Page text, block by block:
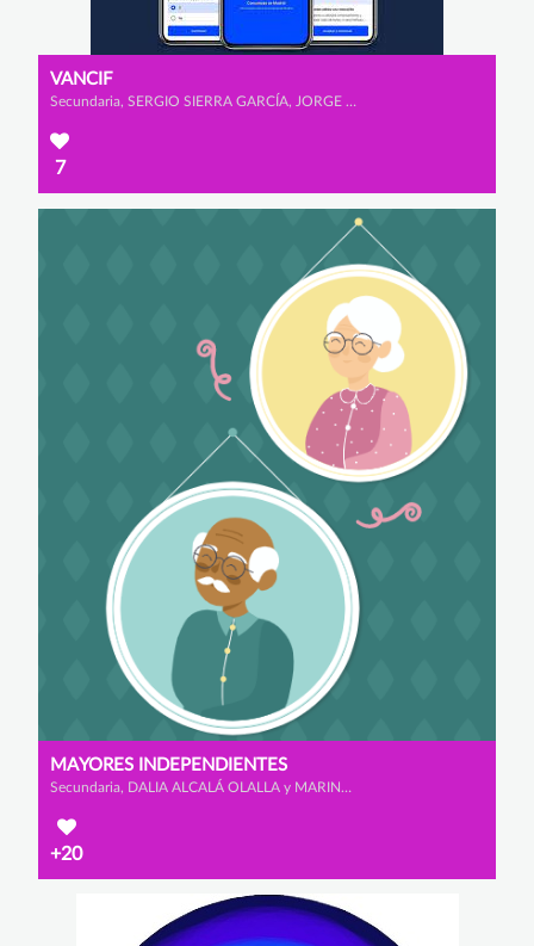
VANCIF
Secundaria, SERGIO SIERRA GARCÍA, JORGE HERNÁNDEZ MONTERO y EDEL MARTÍNEZ ALONSO
7
MAYORES INDEPENDIENTES
Secundaria, DALIA ALCALÁ OLALLA y MARINA ALONSO FERNÁNDEZ
+20